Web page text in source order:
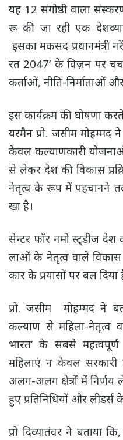
यह 12 संगोष्ठी वाला
रू की जा रही एक
इसका मकसद प्रधानमंत्री
रत 2047’ के विज़न पर
कर्ताओं, नीति-निर्माताओं
इस कार्यक्रम की घोषणा
यरमैन प्रो. जसीम
केवल कल्याणकारी
से लेकर देश की विकास
नेतृत्व के रूप में पहचानने
खा है।
सेन्टर फॉर नमो स्ट्डीज देश
लाओं के नेतृत्व वाले विकास
कार के प्रयासों पर बल दिया
प्रो. जसीम मोहम्मद ने
कल्याण से महिला-नेतृत्व
भारत’ के सबसे
महिलाएं न केवल सरकारी
अलग-अलग क्षेत्रों में निर्णय
हुए प्रतिनिधियों और
प्रो दिव्यातंवर ने बताया